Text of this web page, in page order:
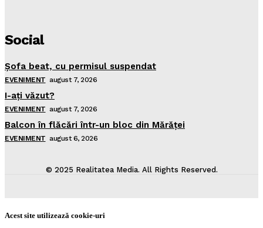
Social
Şofa beat, cu permisul suspendat
EVENIMENT august 7, 2026
I-aţi văzut?
EVENIMENT august 7, 2026
Balcon în flăcări într-un bloc din Mărăţei
EVENIMENT august 6, 2026
© 2025 Realitatea Media. All Rights Reserved.
Acest site utilizează cookie-uri